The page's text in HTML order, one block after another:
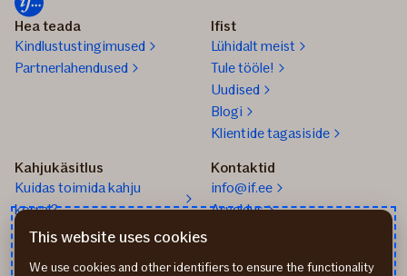
Hea teada
Kindlustustingimused
Partnerlahendused
Ifist
Lühidalt meist
Tule tööle!
Uudised
Blogi
Klientide tagasiside
Kahjukäsitlus
Kuidas toimida kahju
korral?
Teata kahjust
Kontaktid
info@if.ee
Arveldus
This website uses cookies
We use cookies and other identifiers to ensure the functionality